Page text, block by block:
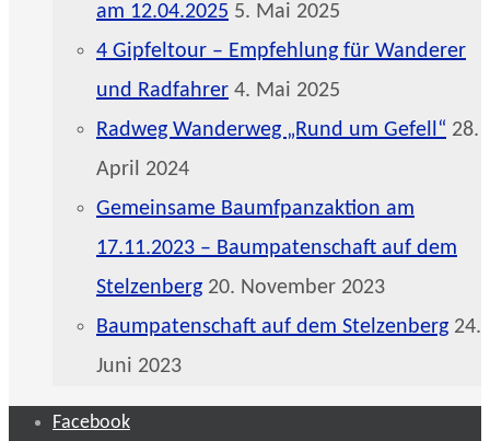
am 12.04.2025 5. Mai 2025
4 Gipfeltour – Empfehlung für Wanderer
und Radfahrer 4. Mai 2025
Radweg Wanderweg „Rund um Gefell“ 28.
April 2024
Gemeinsame Baumfpanzaktion am
17.11.2023 – Baumpatenschaft auf dem
Stelzenberg 20. November 2023
Baumpatenschaft auf dem Stelzenberg 24.
Juni 2023
Facebook